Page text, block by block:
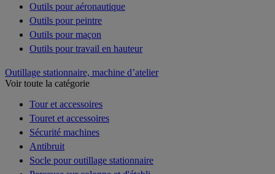
Outils pour aéronautique
Outils pour peintre
Outils pour maçon
Outils pour travail en hauteur
Outillage stationnaire, machine d’atelier
Voir toute la catégorie
Tour et accessoires
Touret et accessoires
Sécurité machines
Antibruit
Socle pour outillage stationnaire